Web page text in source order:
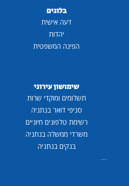
בלוגים
דעה אישית
יהדות
הפינה המשפטית
שימושון עירוני
תשלומים ומוקדי שרות
סניפי דואר בנתניה
רשימת טלפונים חיוניים
משרדי ממשלה בנתניה
בנקים בנתניה